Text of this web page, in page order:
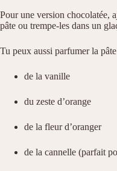
Pour une version chocolatée,
pâte ou trempe-les dans un
Tu peux aussi parfumer la
de la vanille
du zeste d’orange
de la fleur d’oranger
de la cannelle (parfait